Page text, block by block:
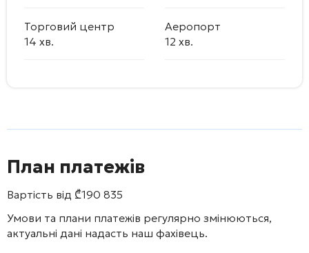
Торговий центр
14 хв.
Аеропорт
12 хв.
План платежів
Вартість від ₾190 835
Умови та плани платежів регулярно змінюються,
актуальні дані надасть наш фахівець.